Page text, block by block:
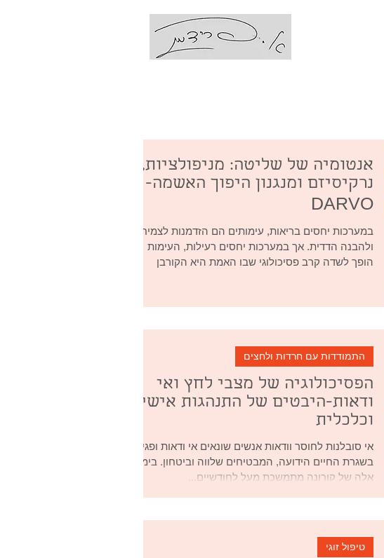
אנטומיה של שליטה: מניפולציות,
נרקיסיזם ומנגנון היפוך האשמה-
DARVO
במערכות יחסים בריאות, עימותים הם הזדמנות לצמיחה
ולהבנה הדדית. אך במערכות יחסים רעילות, העימות
הופך לשדה קרב פסיכולוגי שבו האמת היא הקורבן
והשפיות לחייכם. 1. מהי מניפולציה ואיפה היא פוגשת
על רצף (ספקטרום): החל מ"שקרים לבנים" חברתיים ועד
להתעללות פסיכולוגית שיטתית. אנשים הנוקטים
במניפולציות עושים ז
הפסיכולוגיה של מצבי לחץ ואי
ודאות-היבטים של התנהגות אישית
וכלכלית
אי סובלנות לחוסר וודאות אנשים שונאים אי ודאות ופגיעה
בשגרת החיים הידועה, המבטיחים שלווה וביטחון. בימים
אלה של קורונה מתמשכת מעל לחודשיים...
התמודדות עם חרדות ולחצים
טיפול זוגי